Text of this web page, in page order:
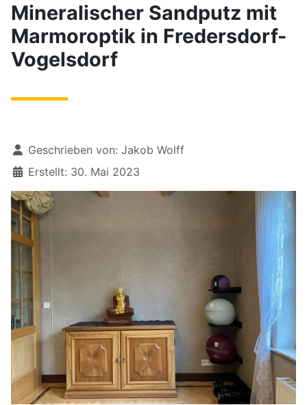
Mineralischer Sandputz mit
Marmoroptik in Fredersdorf-
Vogelsdorf
Geschrieben von: Jakob Wolff
Erstellt: 30. Mai 2023